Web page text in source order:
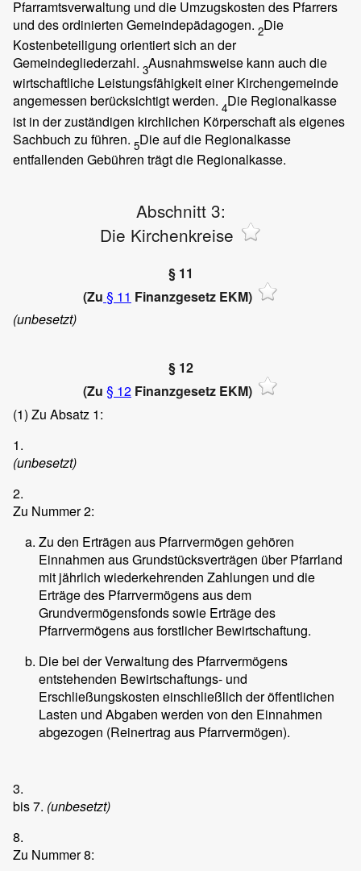
Pfarramtsverwaltung und die Umzugskosten des Pfarrers
und des ordinierten Gemeindepädagogen. 2Die
Kostenbeteiligung orientiert sich an der
Gemeindegliederzahl. 3Ausnahmsweise kann auch die
wirtschaftliche Leistungsfähigkeit einer Kirchengemeinde
angemessen berücksichtigt werden. 4Die Regionalkasse
ist in der zuständigen kirchlichen Körperschaft als eigenes
Sachbuch zu führen. 5Die auf die Regionalkasse
entfallenden Gebühren trägt die Regionalkasse.
Abschnitt 3:
Die Kirchenkreise
§ 11
(Zu § 11 Finanzgesetz EKM)
(unbesetzt)
§ 12
(Zu § 12 Finanzgesetz EKM)
(1) Zu Absatz 1:
1.
(unbesetzt)
2.
Zu Nummer 2:
Zu den Erträgen aus Pfarrvermögen gehören
Einnahmen aus Grundstücksverträgen über Pfarrland
mit jährlich wiederkehrenden Zahlungen und die
Erträge des Pfarrvermögens aus dem
Grundvermögensfonds sowie Erträge des
Pfarrvermögens aus forstlicher Bewirtschaftung.
Die bei der Verwaltung des Pfarrvermögens
entstehenden Bewirtschaftungs- und
Erschließungskosten einschließlich der öffentlichen
Lasten und Abgaben werden von den Einnahmen
abgezogen (Reinertrag aus Pfarrvermögen).
3.
bis 7. (unbesetzt)
8.
Zu Nummer 8: